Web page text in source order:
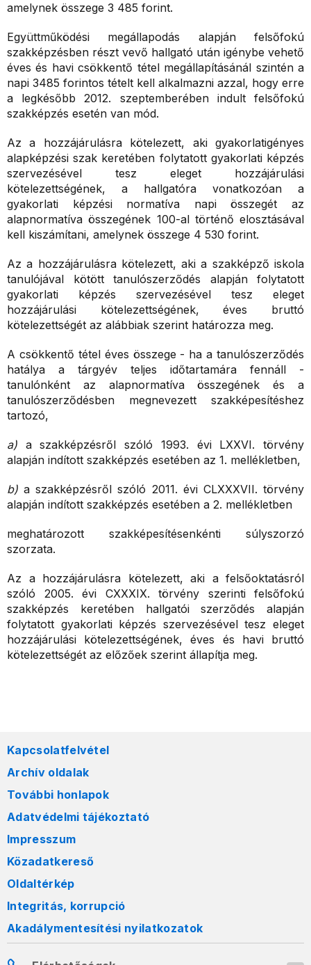
amelynek összege 3 485 forint.
Együttműködési megállapodás alapján felsőfokú
szakképzésben részt vevő hallgató után igénybe vehető
éves és havi csökkentő tétel megállapításánál szintén a
napi 3485 forintos tételt kell alkalmazni azzal, hogy erre
a legkésőbb 2012. szeptemberében indult felsőfokú
szakképzés esetén van mód.
Az a hozzájárulásra kötelezett, aki gyakorlatigényes
alapképzési szak keretében folytatott gyakorlati képzés
szervezésével tesz eleget hozzájárulási
kötelezettségének, a hallgatóra vonatkozóan a
gyakorlati képzési normatíva napi összegét az
alapnormatíva összegének 100-al történő elosztásával
kell kiszámítani, amelynek összege 4 530 forint.
Az a hozzájárulásra kötelezett, aki a szakképző iskola
tanulójával kötött tanulószerződés alapján folytatott
gyakorlati képzés szervezésével tesz eleget
hozzájárulási kötelezettségének, éves bruttó
kötelezettségét az alábbiak szerint határozza meg.
A csökkentő tétel éves összege - ha a tanulószerződés
hatálya a tárgyév teljes időtartamára fennáll -
tanulónként az alapnormatíva összegének és a
tanulószerződésben megnevezett szakképesítéshez
tartozó,
a) a szakképzésről szóló 1993. évi LXXVI. törvény
alapján indított szakképzés esetében az 1. mellékletben,
b)a szakképzésről szóló 2011. évi CLXXXVII. törvény
alapján indított szakképzés esetében a 2. mellékletben
meghatározott szakképesítésenkénti súlyszorzó
szorzata.
Az a hozzájárulásra kötelezett, aki a felsőoktatásról
szóló 2005. évi CXXXIX. törvény szerinti felsőfokú
szakképzés keretében hallgatói szerződés alapján
folytatott gyakorlati képzés szervezésével tesz eleget
hozzájárulási kötelezettségének, éves és havi bruttó
kötelezettségét az előzőek szerint állapítja meg.
Kapcsolatfelvétel
Archív oldalak
További honlapok
Adatvédelmi tájékoztató
Impresszum
Közadatkereső
Oldaltérkép
Integritás, korrupció
Akadálymentesítési nyilatkozatok